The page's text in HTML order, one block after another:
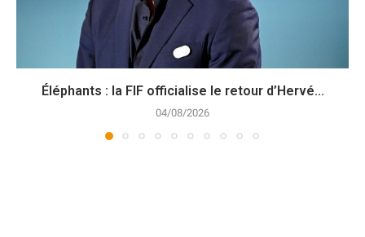
Éléphants : la FIF officialise le retour d’Hervé...
04/08/2026